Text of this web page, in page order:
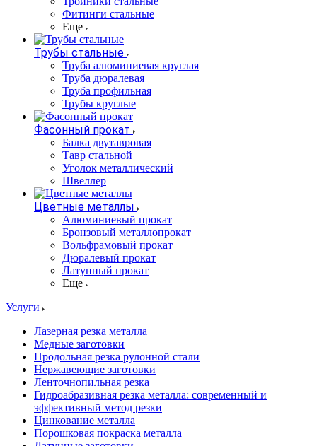
Фитинги стальные
Еще
Трубы стальные
Труба алюминиевая круглая
Труба дюралевая
Труба профильная
Трубы круглые
Фасонный прокат
Балка двутавровая
Тавр стальной
Уголок металлический
Швеллер
Цветные металлы
Алюминиевый прокат
Бронзовый металлопрокат
Вольфрамовый прокат
Дюралевый прокат
Латунный прокат
Еще
Услуги
Лазерная резка металла
Медные заготовки
Продольная резка рулонной стали
Нержавеющие заготовки
Ленточнопильная резка
Гидроабразивная резка металла: современный и
эффективный метод резки
Цинкование металла
Порошковая покраска металла